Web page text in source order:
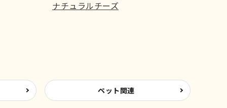
ナチュラルチーズ
ペット関連